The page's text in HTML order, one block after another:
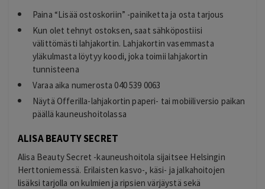
Paina “Lisää ostoskoriin” -painiketta ja osta tarjous
Kun olet tehnyt ostoksen, saat sähköpostiisi
välittömästi lahjakortin. Lahjakortin vasemmasta
yläkulmasta löytyy koodi, joka toimii lahjakortin
tunnisteena
Varaa aika numerosta 040 539 0063
Näytä Offerilla-lahjakortin paperi- tai mobiiliversio paikan
päällä kauneushoitolassa
ALISA BEAUTY SECRET
Alisa Beauty Secret -kauneushoitola sijaitsee Helsingin
Herttoniemessä. Erilaisten kasvo-, käsi- ja jalkahoitojen
lisäksi tarjolla on kulmien ja ripsien värjäystä sekä